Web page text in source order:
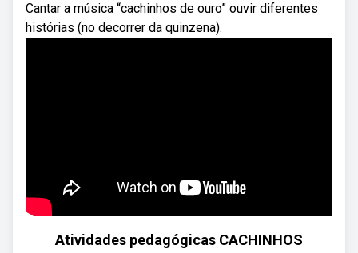
Cantar a música “cachinhos de ouro” ouvir diferentes
histórias (no decorrer da quinzena).
Atividades pedagógicas CACHINHOS